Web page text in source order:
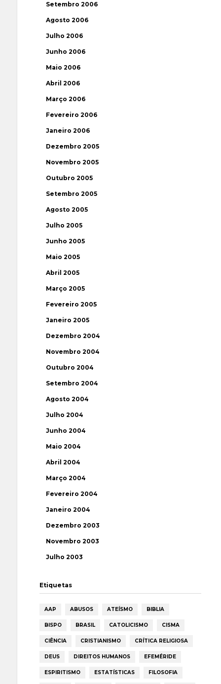
Setembro 2006
Agosto 2006
Julho 2006
Junho 2006
Maio 2006
Abril 2006
Março 2006
Fevereiro 2006
Janeiro 2006
Dezembro 2005
Novembro 2005
Outubro 2005
Setembro 2005
Agosto 2005
Julho 2005
Junho 2005
Maio 2005
Abril 2005
Março 2005
Fevereiro 2005
Janeiro 2005
Dezembro 2004
Novembro 2004
Outubro 2004
Setembro 2004
Agosto 2004
Julho 2004
Junho 2004
Maio 2004
Abril 2004
Março 2004
Fevereiro 2004
Janeiro 2004
Dezembro 2003
Novembro 2003
Julho 2003
Etiquetas
AAP ABUSOS ATEÍSMO BIBLIA
BISPO BRASIL CATOLICISMO CISMA
CIÊNCIA CRISTIANISMO CRÍTICA RELIGIOSA
DEUS DIREITOS HUMANOS EFEMÉRIDE
ESPIRITISMO ESTATÍSTICAS FILOSOFIA